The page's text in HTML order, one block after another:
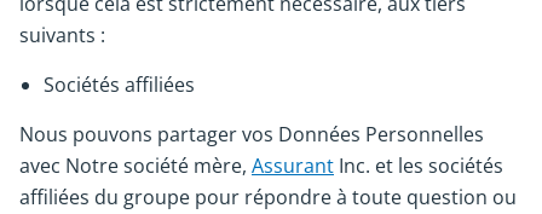
suivants :
Sociétés affiliées
Nous pouvons partager vos Données Personnelles
avec Notre société mère, Assurant Inc. et les sociétés
affiliées du groupe pour répondre à toute question ou